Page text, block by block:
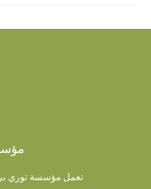
تعمل مؤسسة توري